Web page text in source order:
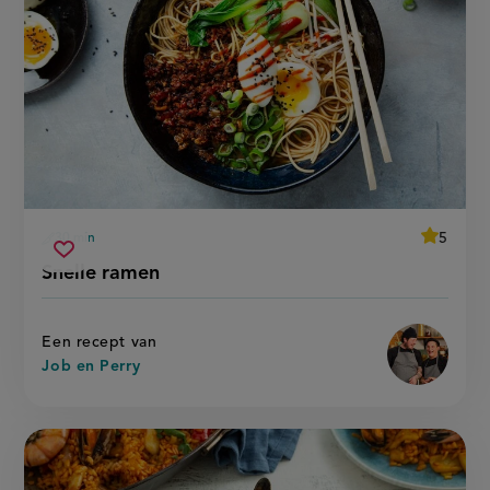
Snelle ramen
voorbereidingstijd
30 min
average
5
Een recept van
Job en Perry
Sla
snelle
ramen